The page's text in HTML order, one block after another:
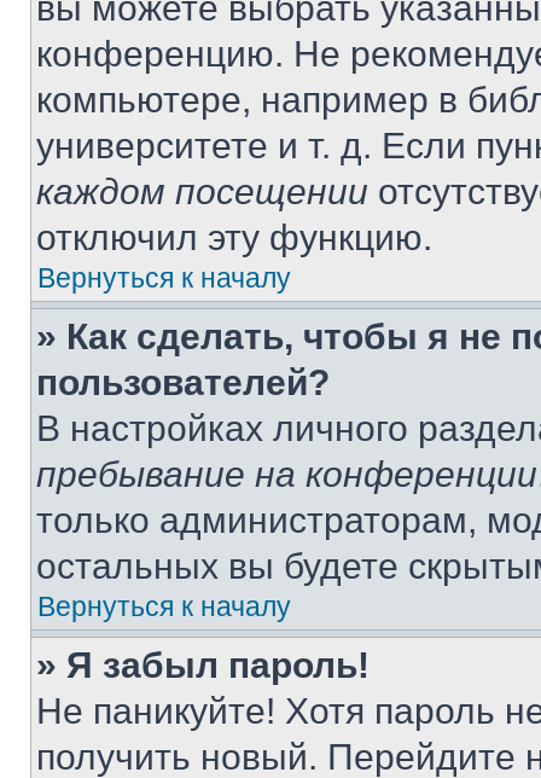
конференцию. Не
компьютере, например в
университете и т. д. Если
каждом посещении
отключил эту функцию.
Вернуться к началу
» Как сделать, чтобы я не
пользователей?
В настройках личного
пребывание на конференции
только администраторам,
остальных вы будете
Вернуться к началу
» Я забыл пароль!
Не паникуйте! Хотя пароль
получить новый. Перейдите